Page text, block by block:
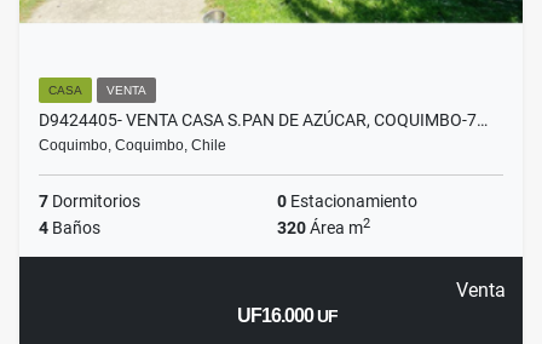
CASA VENTA
D9424405- VENTA CASA S.PAN DE AZÚCAR, COQUIMBO-7…
Coquimbo, Coquimbo, Chile
7 Dormitorios 0 Estacionamiento
4 Baños 320Área m2
Venta
UF16.000UF